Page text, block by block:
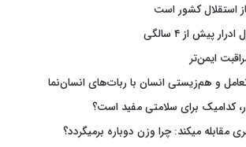
استقلال کشور است
پیش از ۴ سالگی
ایمن‌تر
و هم‌زیستی انسان با ربات‌های انسان‌نما
کدامیک برای سلامتی مفید است؟
مقابله میکند: چرا وزن دوباره برمیگردد؟